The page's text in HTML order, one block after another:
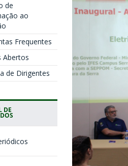
de
ao
Frequentes
Abertos
de Dirigentes
DE